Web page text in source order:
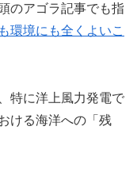
のアゴラ記事でも指
環境にも全くよいこ
特に洋上風力発電で
ける海洋への「残